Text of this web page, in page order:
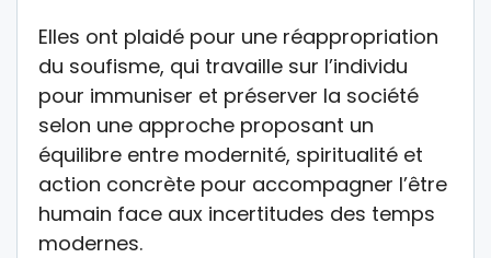
Elles ont plaidé pour une réappropriation
du soufisme, qui travaille sur l’individu
pour immuniser et préserver la société
selon une approche proposant un
équilibre entre modernité, spiritualité et
action concrète pour accompagner l’être
humain face aux incertitudes des temps
modernes.